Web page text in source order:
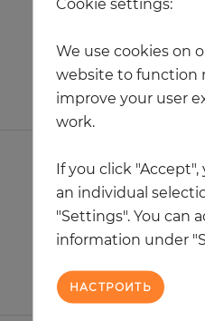
We have
We use cookies on
website to function
improve your user
work.
If you click
an individual
"Settings". You can
information under
НАСТРОИТЬ